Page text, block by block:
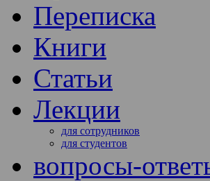
Переписка
Книги
Статьи
Лекции
для сотрудников
для студентов
вопросы-